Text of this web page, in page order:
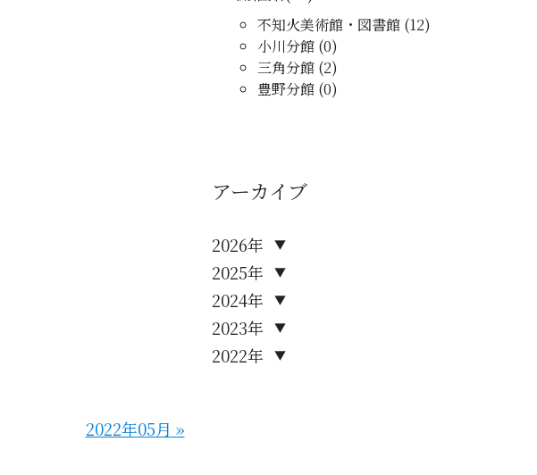
2022年05月 »
不知火美術館・図書館 (12)
小川分館 (0)
三角分館 (2)
豊野分館 (0)
アーカイブ
2022年 ▼
2023年 ▼
2024年 ▼
2025年 ▼
2026年 ▼